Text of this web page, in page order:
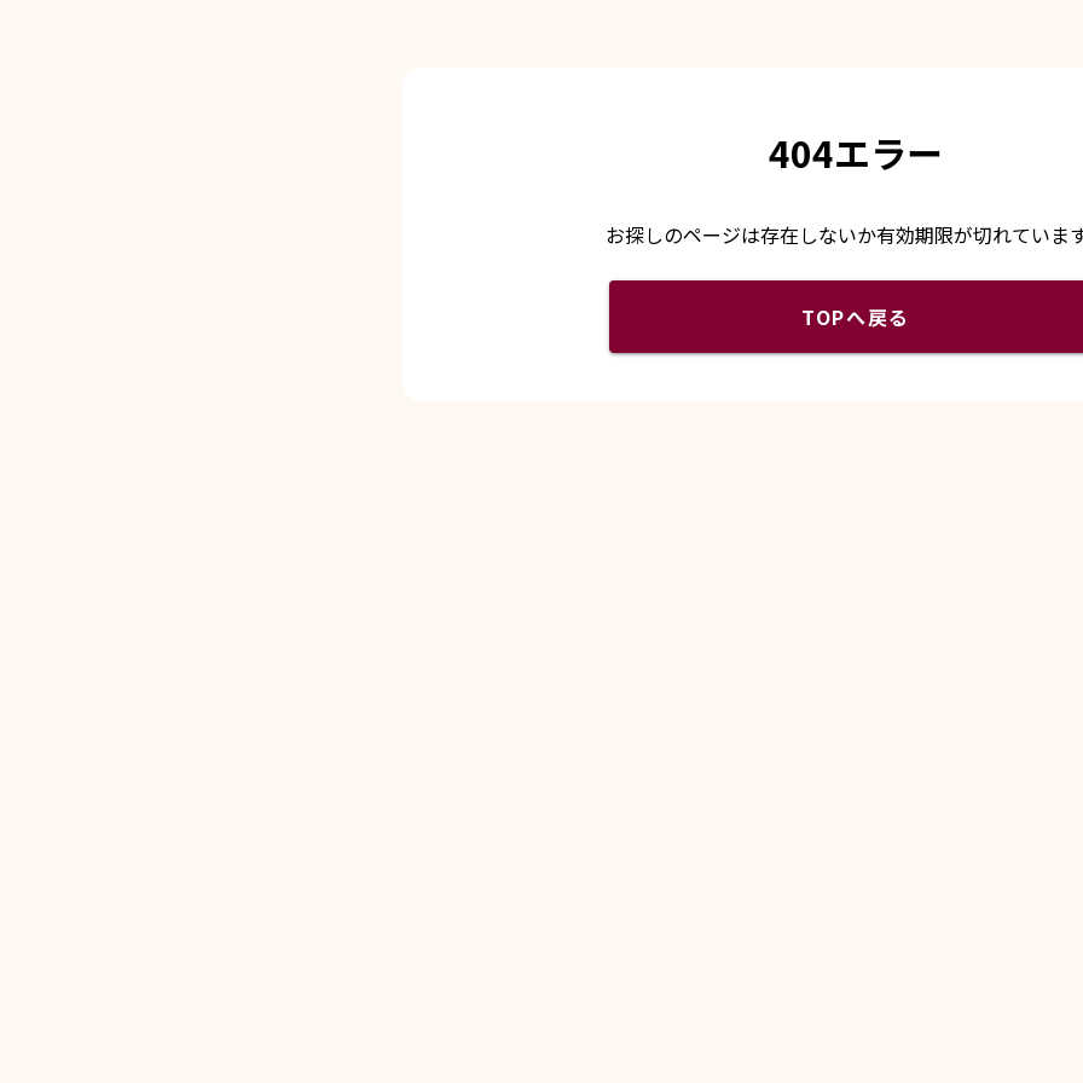
404エラー
お探しのページは存在しないか有効期限が切れていま
TOPへ戻る